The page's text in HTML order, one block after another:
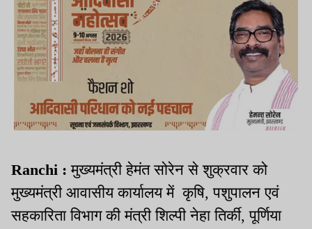
Ranchi :मुख्यमंत्री हेमंत सोरेन से शुक्रवार को
मुख्यमंत्री आवासीय कार्यालय में कृषि, पशुपालन एवं
सहकारिता विभाग की मंत्री शिल्पी नेहा तिर्की, पूर्णिया